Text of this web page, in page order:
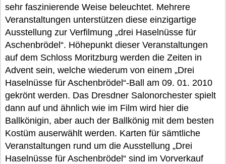
sehr faszinierende Weise beleuchtet. Mehrere
Veranstaltungen unterstützen diese einzigartige
Ausstellung zur Verfilmung „drei Haselnüsse für
Aschenbrödel“. Höhepunkt dieser Veranstaltungen
auf dem Schloss Moritzburg werden die Zeiten in
Advent sein, welche wiederum von einem „Drei
Haselnüsse für Aschenbrödel“-Ball am 09. 01. 2010
gekrönt werden. Das Dresdner Salonorchester spielt
dann auf und ähnlich wie im Film wird hier die
Ballkönigin, aber auch der Ballkönig mit dem besten
Kostüm auserwählt werden. Karten für sämtliche
Veranstaltungen rund um die Ausstellung „Drei
Haselnüsse für Aschenbrödel“ sind im Vorverkauf